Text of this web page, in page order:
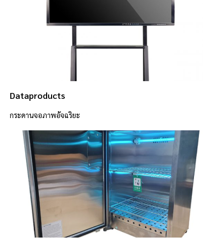
Dataproducts
กระดานจอภาพอัจฉริยะ